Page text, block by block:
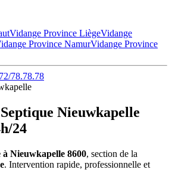
Vidange Province LiègeVidange
Province NamurVidange Province
78.78.78
Nieuwkapelle
24
à Nieuwkapelle 8600, section de la
. Intervention rapide, professionnelle et